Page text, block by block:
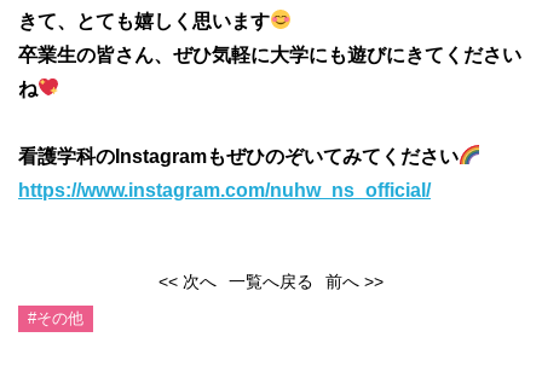
きて、とても嬉しく思います
卒業生の皆さん、ぜひ気軽に大学にも遊びにきてください
ね
看護学科のInstagramもぜひのぞいてみてください
https://www.instagram.com/nuhw_ns_official/
<< 次へ 一覧へ戻る 前へ >>
#その他